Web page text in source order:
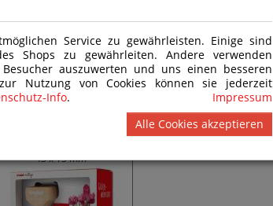
Service zu gewährleisten. Einige sind
Shops zu gewährleiten. Andere verwenden
auszuwerten und uns einen besseren
Nutzung von Cookies können sie jederzeit
Info.
Impressum
Alle Cookies akzeptieren
43 x 15 mm